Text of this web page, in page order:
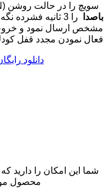
سويچ را در حالت روشن (ACC ON) قرار داده سپس دكمه
باصدا
را 3 ثانيه
مشخص ارسال نمود و
فعال نمودن مجدد قفل كودك
دانلود
شما این امکان را دارید
محصول